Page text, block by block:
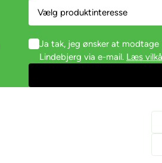
Ja tak, jeg ønsker at
Lindebjerg via e-mail. Læs